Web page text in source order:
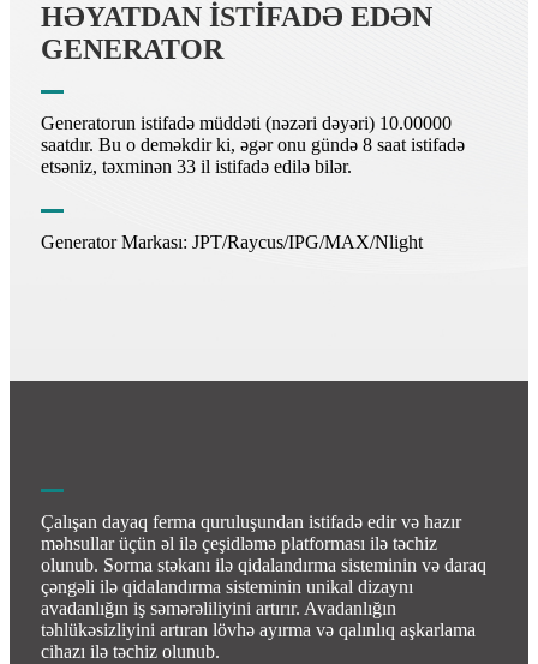
HƏYATDAN İSTİFADƏ EDƏN
GENERATOR
Generatorun istifadə müddəti (nəzəri dəyəri) 10.00000
saatdır. Bu o deməkdir ki, əgər onu gündə 8 saat istifadə
etsəniz, təxminən 33 il istifadə edilə bilər.
Generator Markası: JPT/Raycus/IPG/MAX/Nlight
Çalışan dayaq ferma quruluşundan istifadə edir və hazır
məhsullar üçün əl ilə çeşidləmə platforması ilə təchiz
olunub. Sorma stəkanı ilə qidalandırma sisteminin və daraq
çəngəli ilə qidalandırma sisteminin unikal dizaynı
avadanlığın iş səmərəliliyini artırır. Avadanlığın
təhlükəsizliyini artıran lövhə ayırma və qalınlıq aşkarlama
cihazı ilə təchiz olunub.